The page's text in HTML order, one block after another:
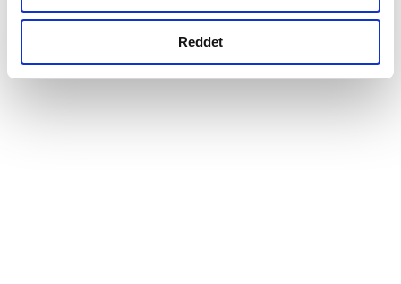
Metnimizi ziyaret edebilirsiniz.
okumak ve sitemizi ziyaretiniz kapsamında
Reddet